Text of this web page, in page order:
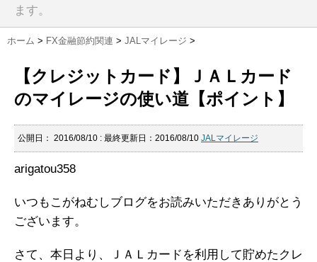
ます。
ホーム > FX金融節約関連 > JALマイレージ >
【クレジットカード】ＪＡＬカード
のマイレージの使い道【ポイント】
公開日： 2016/08/10 : 最終更新日：2016/08/10 JALマイレージ
arigatou358
いつもこがねむしブログをお読みいただきありがとう
ございます。
さて、本日より、ＪＡＬカードを利用して貯めたクレ